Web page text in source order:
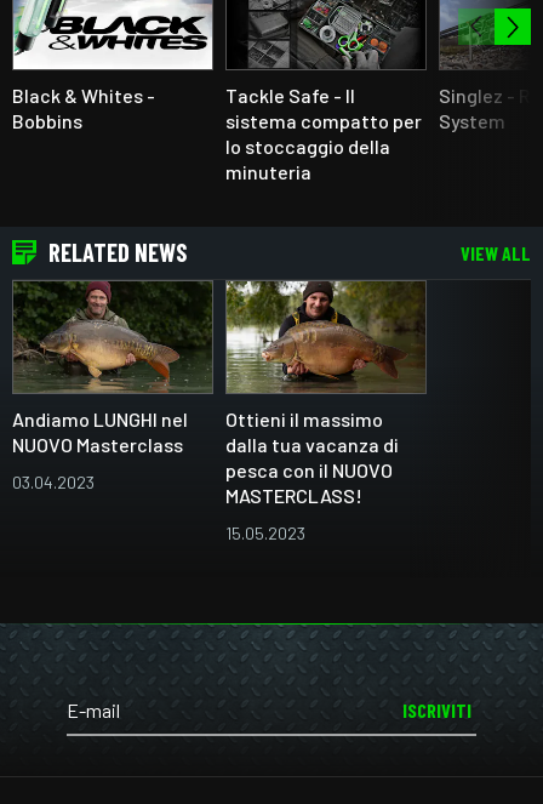
Black & Whites -
Bobbins
Tackle Safe - Il
sistema compatto per
lo stoccaggio della
minuteria
Singlez -
System
RELATED NEWS VIEW ALL
Andiamo LUNGHI nel
NUOVO Masterclass
03.04.2023
Ottieni il massimo
dalla tua vacanza di
pesca con il NUOVO
MASTERCLASS!
15.05.2023
ISCRIVITI